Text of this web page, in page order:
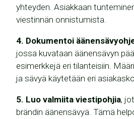
yhteyden. Asiakkaan
viestinnän onnistumista.
4. Dokumentoi
jossa kuvataan äänensävyn
esimerkkejä eri tilanteisiin.
ja sävyä käytetään eri
5. Luo valmiita viestipohjia,
brändin äänensävyä. Tämä